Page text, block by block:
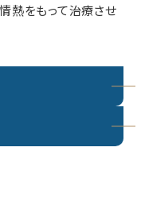
熱をもって治療させ